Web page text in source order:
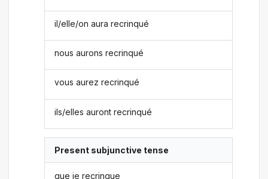
il/elle/on aura recrinqué
nous aurons recrinqué
vous aurez recrinqué
ils/elles auront recrinqué
Present subjunctive tense
que je recrinque